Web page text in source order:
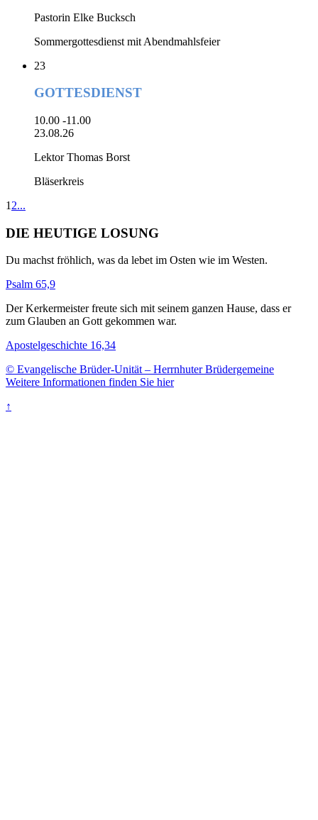
Pastorin Elke Bucksch
Sommergottesdienst mit Abendmahlsfeier
23
GOTTESDIENST
10.00 -11.00
23.08.26
Lektor Thomas Borst
Bläserkreis
1 2...
DIE HEUTIGE LOSUNG
Du machst fröhlich, was da lebet im Osten wie im Westen.
Psalm 65,9
Der Kerkermeister freute sich mit seinem ganzen Hause, dass er
zum Glauben an Gott gekommen war.
Apostelgeschichte 16,34
© Evangelische Brüder-Unität – Herrnhuter Brüdergemeine
Weitere Informationen finden Sie hier
↑